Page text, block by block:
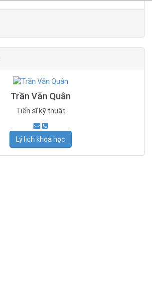
Trần Văn Quân
Tiến sĩ kỹ thuật
Lý lịch khoa học